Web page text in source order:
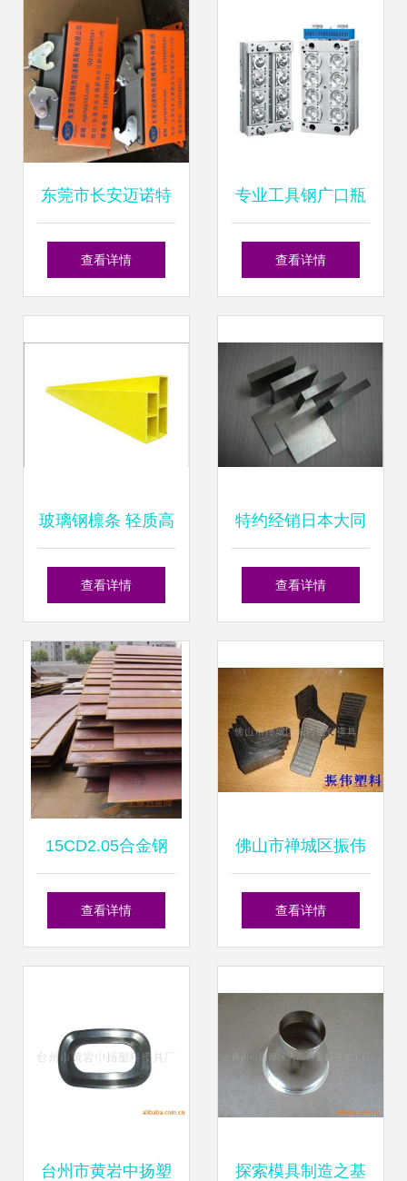
局
东莞市长安迈诺特
热流道模具配件厂
业升级
查看详情
专业工具钢广口瓶
胚模具供应专家
盛聚酯模具厂
查看详情
玻璃钢檩条 轻质高
强，锻造防腐新选
查看详情
特约经销日本大同
NAK55易切削型预
具钢供应商——上
海结腾精密模具厂
的专业锻造服务
查看详情
15CD2.05合金钢
在锅炉钢管锻造中
查看详情
佛山市禅城区振伟
塑料模具厂 专业模
解决方案
查看详情
台州市黄岩中扬塑 探索模具制造之基